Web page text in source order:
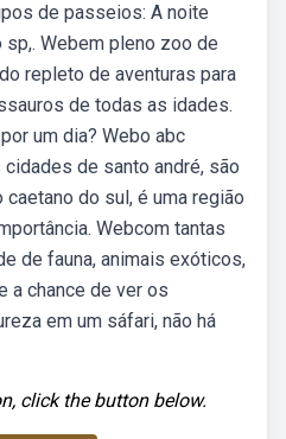
de passeios: A noite
Webem pleno zoo de
repleto de aventuras para
de todas as idades.
um dia? Webo abc
de santo andré, são
do sul, é uma região
Webcom tantas
de fauna, animais exóticos,
a chance de ver os
em um sáfari, não há
click the button below.